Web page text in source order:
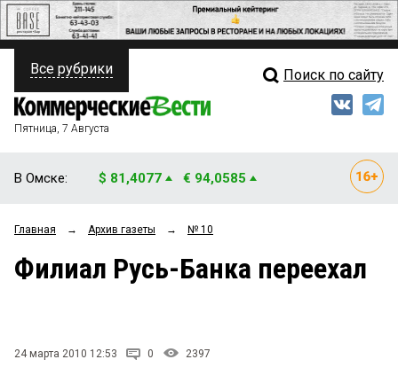
ПОЛИТИКА
ФИНАНСЫ
ОБЩЕСТВО
ЗАКОН
ПРОИСШЕСТВИЯ
Свежий выпуск
Рейтинги
Все рубрики Поиск по сайту
Пятница, 7 Августа
В Омске: $ 81,4077 € 94,0585
Главная → Архив газеты → № 10
Филиал Русь-Банка переехал
24 марта 2010 12:53 0 2397